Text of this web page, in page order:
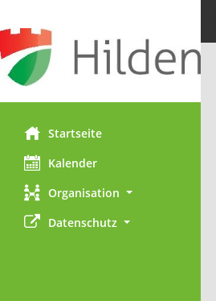
Startseite
Kalender
Organisation
Datenschutz